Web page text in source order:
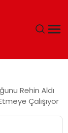
Rehin Aldı
Çalışıyor